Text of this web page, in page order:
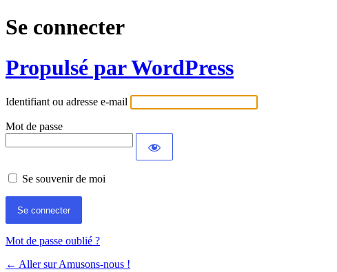
Se connecter
Propulsé par WordPress
Identifiant ou adresse e-mail
Mot de passe
Se souvenir de moi
Mot de passe oublié ?
← Aller sur Amusons-nous !